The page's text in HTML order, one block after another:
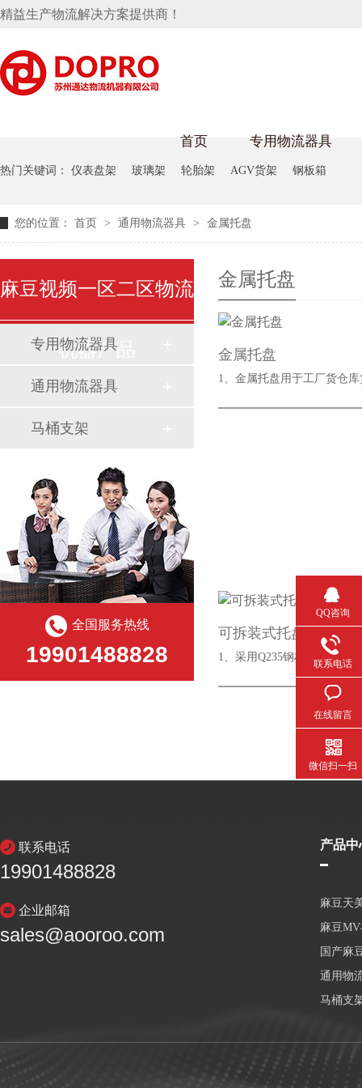
精益生产物流解决方案提供商！
首页 专用物流器具
麻豆天美在线观看架
胎架
冲压件料架
仪表盘料架
挂料架
手推车 乌龟车
网箱
气瓶料架
藏式马桶水箱支架
汽车行业
化纤纺
卫浴行业
热门关键词： 仪表盘架 玻璃架 轮胎架 AGV货架 钢板箱
您的位置： 首页 > 通用物流器具 > 金属托盘
金属托盘
金属托盘
1、金属托盘用于工厂货仓
可拆装式托盘
1、采用Q235钢材，承载重
麻豆视频一区二区物流
机器产品
专用物流器具
通用物流器具
马桶支架
全国服务热线
19901488828
联系电话
19901488828
企业邮箱
sales@aooroo.com
产品中
麻豆天
麻豆
国产麻
通用物
马桶支
QQ咨询
联系电话
在线留言
微信扫一扫